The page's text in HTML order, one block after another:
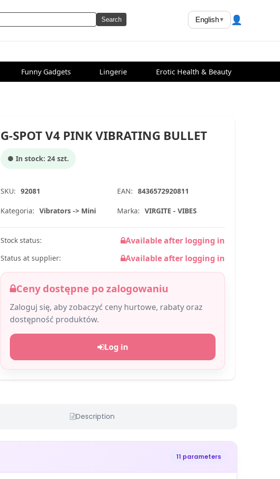
Search English▾ 👤
Funny Gadgets Lingerie Erotic Health & Beauty
G-SPOT V4 PINK VIBRATING BULLET
● In stock: 24 szt.
SKU: 92081 EAN: 8436572920811
Kategoria: Vibrators -> Mini Marka: VIRGITE - VIBES
Stock status: Available after logging in
Status at supplier: Available after logging in
Ceny dostępne po zalogowaniu
Zaloguj się, aby zobaczyć ceny hurtowe, rabaty oraz
dostępność produktów.
Log in
Description
11 parameters